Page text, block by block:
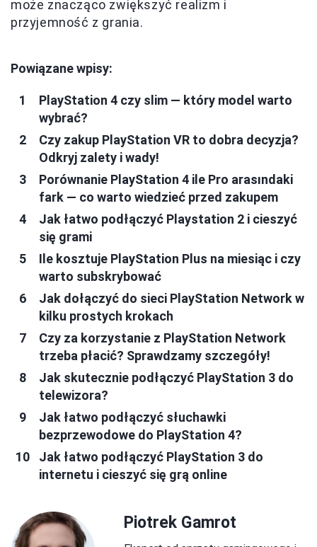
może znacząco zwiększyć realizm i
przyjemność z grania.
Powiązane wpisy:
PlayStation 4 czy slim — który model warto
wybrać?
Czy zakup PlayStation VR to dobra decyzja?
Odkryj zalety i wady!
Porównanie PlayStation 4 ile Pro arasındaki
fark — co warto wiedzieć przed zakupem
Jak łatwo podłączyć Playstation 2 i cieszyć
się grami
Ile kosztuje PlayStation Plus na miesiąc i czy
warto subskrybować
Jak dołączyć do sieci PlayStation Network w
kilku prostych krokach
Czy za korzystanie z PlayStation Network
trzeba płacić? Sprawdzamy szczegóły!
Jak skutecznie podłączyć PlayStation 3 do
telewizora?
Jak łatwo podłączyć słuchawki
bezprzewodowe do PlayStation 4?
Jak łatwo podłączyć PlayStation 3 do
internetu i cieszyć się grą online
Piotrek Gamrot